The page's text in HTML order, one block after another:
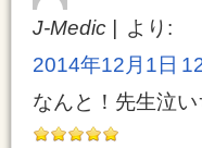
J-Medic
より:
2014年12月1日
なんと！先生泣い